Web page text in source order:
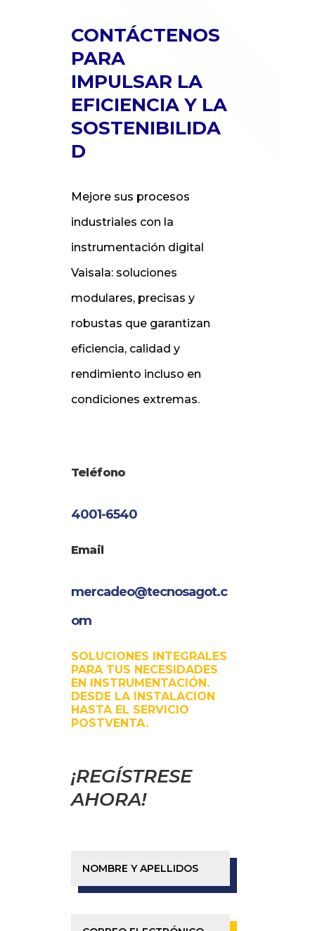
CONTÁCTENOS
PARA
IMPULSAR LA
EFICIENCIA Y LA
SOSTENIBILIDA
D
Mejore sus procesos
industriales con la
instrumentación digital
Vaisala: soluciones
modulares, precisas y
robustas que garantizan
eficiencia, calidad y
rendimiento incluso en
condiciones extremas.
Teléfono
4001-6540
Email
mercadeo@tecnosagot.c
om
SOLUCIONES INTEGRALES
PARA TUS NECESIDADES
EN INSTRUMENTACIÓN.
DESDE LA INSTALACION
HASTA EL SERVICIO
POSTVENTA.
¡REGÍSTRESE
AHORA!